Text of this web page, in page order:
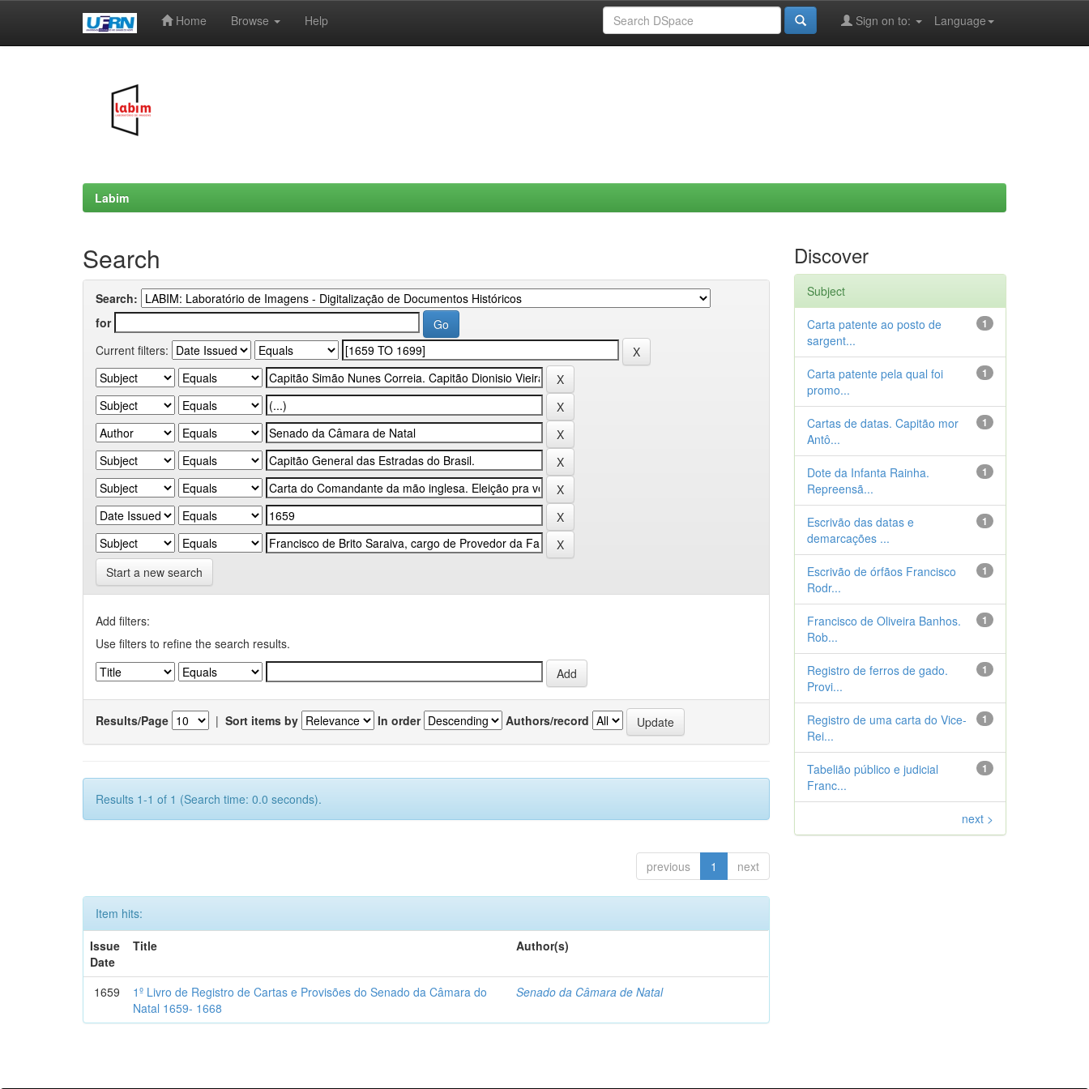
Home Browse Help Language
Sign on to:
Labim
Search
Search:
for
Current filters:
Start a new search
Add filters:
Use filters to refine the search results.
Results/Page | Sort items by In order Authors/record
Results 1-1 of 1 (Search time: 0.0 seconds).
previous 1 next
Item hits:
Issue
Date
Title Author(s)
1659
1º Livro de Registro de Cartas e Provisões do Senado da Câmara do
Natal 1659- 1668
Senado da Câmara de Natal
Discover
Subject
1
Carta patente ao posto de
sargent...
1
Carta patente pela qual foi
promo...
1
Cartas de datas. Capitão mor
Antô...
1
Dote da Infanta Rainha.
Repreensã...
1
Escrivão das datas e
demarcações ...
1
Escrivão de órfãos Francisco
Rodr...
1
Francisco de Oliveira Banhos.
Rob...
1
Registro de ferros de gado.
Provi...
1
Registro de uma carta do Vice-
Rei...
1
Tabelião público e judicial
Franc...
next >